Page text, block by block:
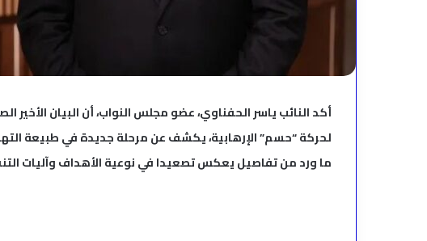
أكد النائب ياسر الحفناوي، عضو مجلس النواب، أن البيان الأخير
لحركة “حسم” الإرهابية، يكشف عن مرحلة جديدة في طبيعة
ما ورد من تفاصيل يعكس تصعيدا في نوعية الأهداف وآليات